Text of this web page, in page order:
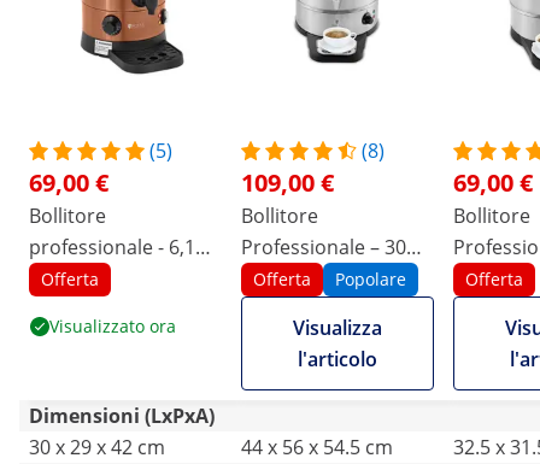
(5)
69,00 €
Bollitore
professionale - 6,1
Litri - 1.500 W
Offerta
Visualizzato ora
(8)
109,00 €
Bollitore
Professionale – 30
Litri – 2500 W – Con
vaschetta di raccolta
Offerta Popolare
Visualizza
l'articolo
69,00 €
Bollitore
Litri –
Offerta
Dimensioni (LxPxA)
30 x 29 x 42 cm
44 x 56 x 54.5 cm
32.5 x